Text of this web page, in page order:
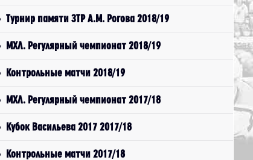
Турнир памяти ЗТР А.М. Рогова 2018/19
МХЛ. Регулярный чемпионат 2018/19
Контрольные матчи 2018/19
МХЛ. Регулярный чемпионат 2017/18
Кубок Васильева 2017 2017/18
Контрольные матчи 2017/18